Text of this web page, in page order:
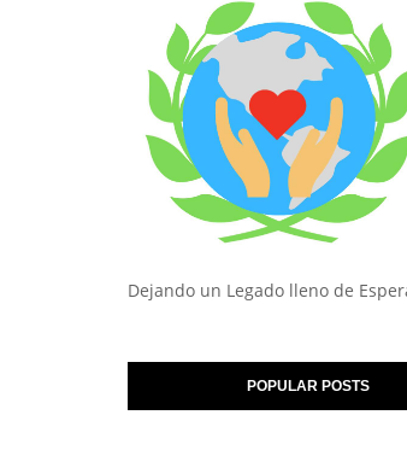
Dejando un Legado lleno de
POPULAR POSTS